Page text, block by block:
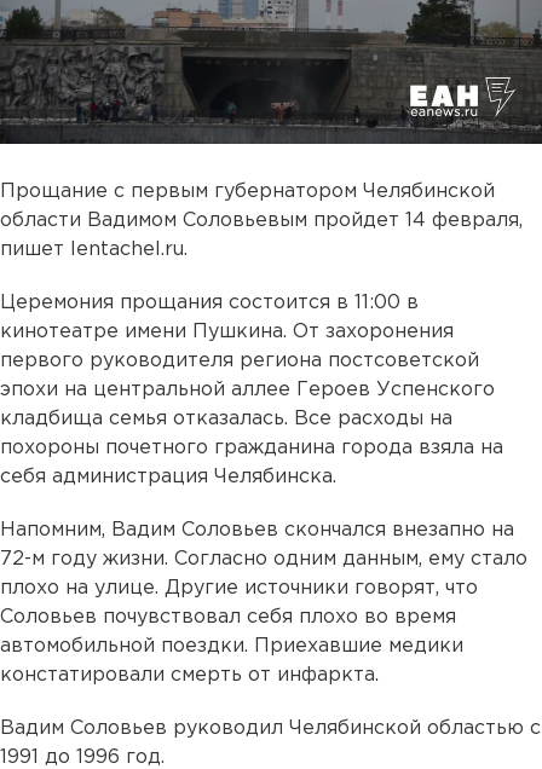
Прощание с первым губернатором Челябинской
области Вадимом Соловьевым пройдет 14 февраля,
пишет lentachel.ru.
Церемония прощания состоится в 11:00 в
кинотеатре имени Пушкина. От захоронения
первого руководителя региона постсоветской
эпохи на центральной аллее Героев Успенского
кладбища семья отказалась. Все расходы на
похороны почетного гражданина города взяла на
себя администрация Челябинска.
Напомним, Вадим Соловьев скончался внезапно на
72-м году жизни. Согласно одним данным, ему стало
плохо на улице. Другие источники говорят, что
Соловьев почувствовал себя плохо во время
автомобильной поездки. Приехавшие медики
констатировали смерть от инфаркта.
Вадим Соловьев руководил Челябинской областью с
1991 до 1996 год.